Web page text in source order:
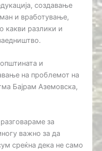
создавање
и вработување,
какви разлики и
и
на проблемот на
Бајрам Аземовска,
за
важно за да
среќна дека не само